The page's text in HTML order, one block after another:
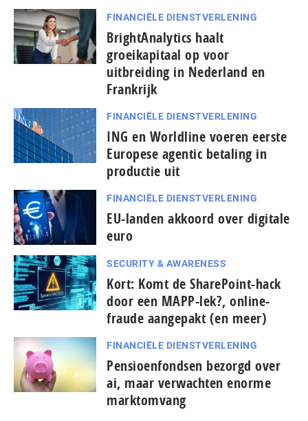
FINANCIËLE DIENSTVERLENING
BrightAnalytics haalt
groeikapitaal op voor
uitbreiding in Nederland en
Frankrijk
FINANCIËLE DIENSTVERLENING
ING en Worldline voeren eerste
Europese agentic betaling in
productie uit
FINANCIËLE DIENSTVERLENING
EU-landen akkoord over digitale
euro
SECURITY & AWARENESS
Kort: Komt de SharePoint-hack
door een MAPP-lek?, online-
fraude aangepakt (en meer)
FINANCIËLE DIENSTVERLENING
Pensioenfondsen bezorgd over
ai, maar verwachten enorme
marktomvang